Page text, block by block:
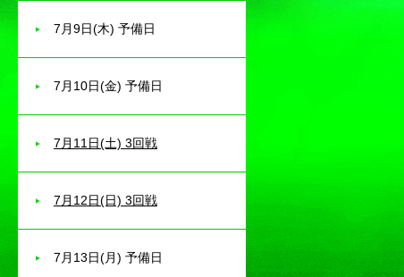
7月9日(木) 予備日
7月10日(金) 予備日
7月11日(土) 3回戦
7月12日(日) 3回戦
7月13日(月) 予備日